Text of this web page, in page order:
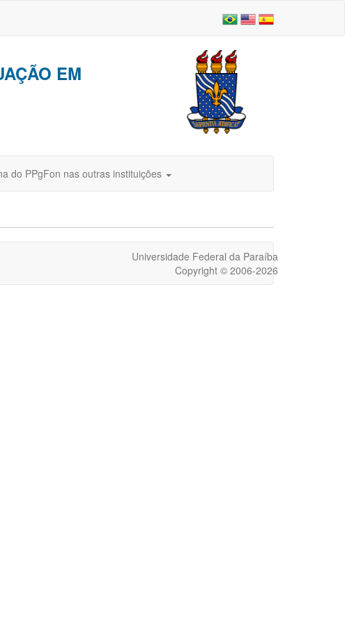
EM
do PPgFon nas outras instituições
Universidade Federal da Paraíba
Copyright © 2006-2026